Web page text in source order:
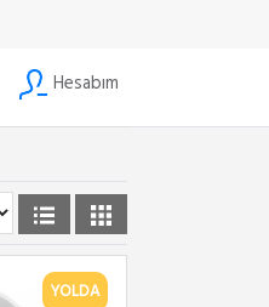
Hesabım
YOLDA